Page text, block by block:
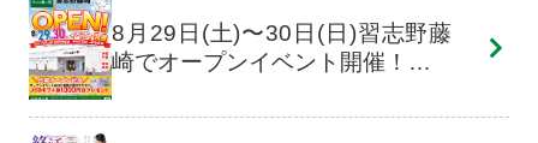
8月29日(土)〜30日(日)習志野藤
崎でオープンイベント開催！…